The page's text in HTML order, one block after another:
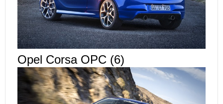
Opel Corsa OPC (6)